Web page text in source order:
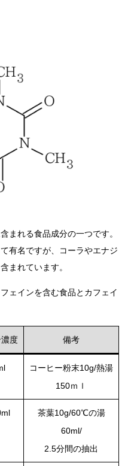
まれる食品成分の一つです。
有名ですが、コーラやエナジ
まれています。
ェインを含む食品とカフェイ
度 備考
コーヒー粉末10g/熱湯
150ｍｌ
茶葉10g/60℃の湯
60ml/
2.5分間の抽出